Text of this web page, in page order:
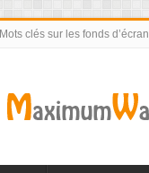
Mots clés sur les fonds d’écran